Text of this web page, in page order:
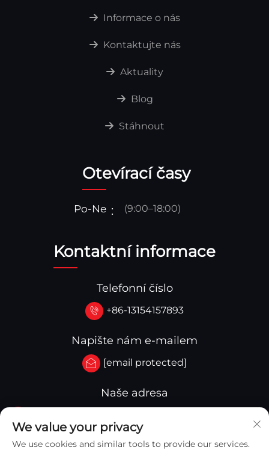
Informace o nás
Kontaktujte nás
Aktuality
Blog
Stáhnout
Otevírací časy
Po-Ne (9:00–18:00)
Kontaktní informace
Telefonní číslo
+86-13154157893
Napište nám e-mailem
[email protected]
Naše adresa
ulice Qinghua, oblast Yingkou, Yingkou, Čína
We value your privacy
We use cookies and similar tools to provide our services.